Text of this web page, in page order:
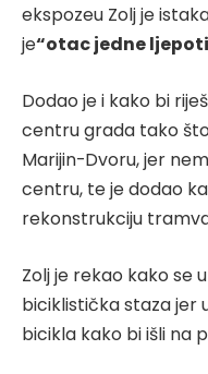
ekspozeu Zolj je
je“otac jedne
Dodao je i kako bi
centru grada tako
Marijin-Dvoru, jer
centru, te je dodao
rekonstrukciju
Zolj je rekao kako se
biciklistička staza jer
bicikla kako bi išli na